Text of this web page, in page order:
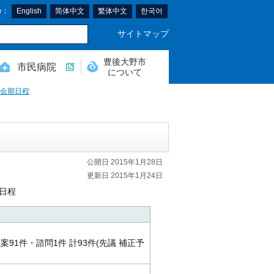
English 简体中文 繁体中文 한국어
サイトマップ
市民病院
豊後大野市
について
会期日程
公開日 2015年1月28日
更新日 2015年1月24日
程
91件・諮問1件 計93件(先議 補正予